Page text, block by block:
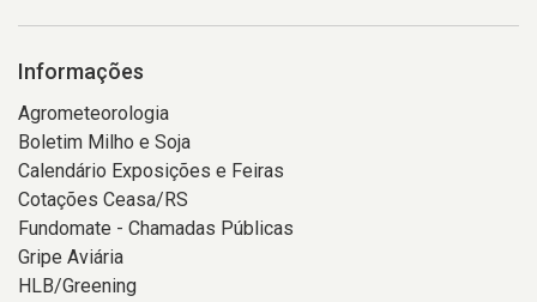
Informações
Agrometeorologia
Boletim Milho e Soja
Calendário Exposições e Feiras
Cotações Ceasa/RS
Fundomate - Chamadas Públicas
Gripe Aviária
HLB/Greening